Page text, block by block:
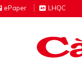
ePaper LHQC